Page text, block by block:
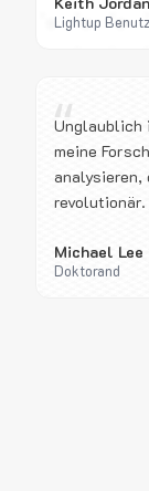
Lightup
“
Unglaublich
meine
analysieren,
revolutionär.
Michael Lee
Doktorand